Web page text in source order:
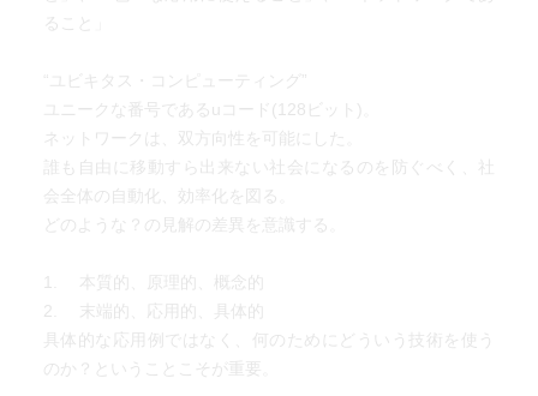
ること」
“ユビキタス・コンピューティング”
ユニークな番号であるuコード(128ビット)。
ネットワークは、双方向性を可能にした。
誰も自由に移動すら出来ない社会になるのを防ぐべく、社
会全体の自動化、効率化を図る。
どのような？の見解の差異を意識する。
1. 本質的、原理的、概念的
2. 末端的、応用的、具体的
具体的な応用例ではなく、何のためにどういう技術を使う
のか？ということこそが重要。